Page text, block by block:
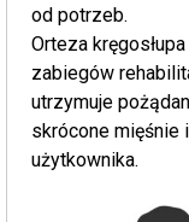
od potrzeb.
Orteza kręgosłupa
zabiegów
utrzymuje
skrócone mięśnie
użytkownika.